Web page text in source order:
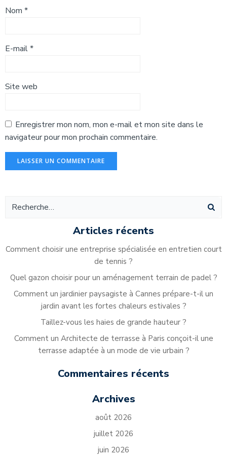
Nom *
E-mail*
Site web
Enregistrer mon nom, mon e-mail et mon site dans le
navigateur pour mon prochain commentaire.
Articles récents
Comment choisir une entreprise spécialisée en entretien court
de tennis ?
Quel gazon choisir pour un aménagement terrain de padel ?
Comment un jardinier paysagiste à Cannes prépare-t-il un
jardin avant les fortes chaleurs estivales ?
Taillez-vous les haies de grande hauteur ?
Comment un Architecte de terrasse à Paris conçoit-il une
terrasse adaptée à un mode de vie urbain ?
Commentaires récents
Archives
août 2026
juillet 2026
juin 2026